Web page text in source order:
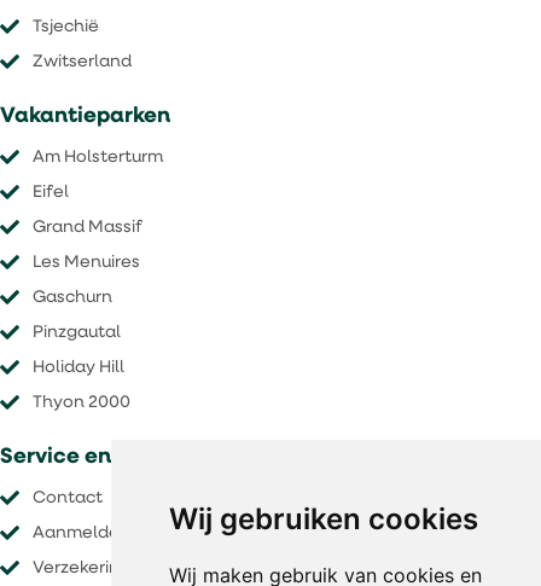
Wij gebruiken cookies
Wij maken gebruik van cookies en
Tsjechië
​​​​​​​Zwitserland
Vakantieparken
Am Holsterturm
Eifel
Grand Massif
Les Menuires
Gaschurn
Pinzgautal
Holiday Hill
Thyon 2000
Service en voorwaarden
Contact
Aanmelden nieuwsbrief
Verzekeringen